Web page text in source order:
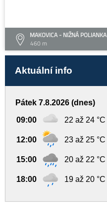
MAKOVICA - NIŽNÁ POLIANKA
460 m
Aktuální info
Pátek 7.8.2026 (dnes)
09:00 22 až 24 °C
12:00 23 až 25 °C
15:00 20 až 22 °C
18:00 19 až 20 °C